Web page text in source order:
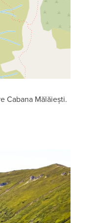
Cabana Mălăiești.